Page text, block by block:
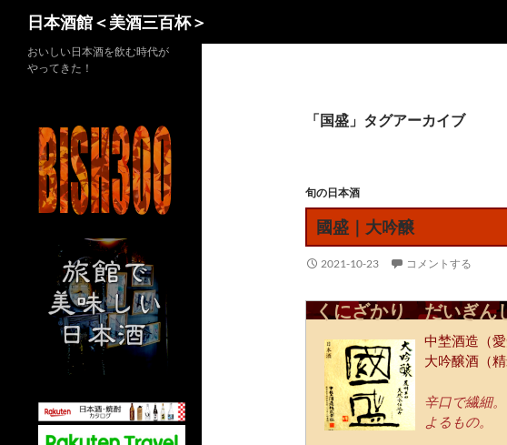
日本酒館＜美酒三百杯＞
「国盛」タグアーカイブ
旬の日本酒
國盛｜大吟醸
2021-10-23 コメントする
くにざかり だいぎん
中埜酒造（愛
大吟醸酒（
辛口で繊細
よるもの。
おいしい日本酒を飲む時代が
やってきた！